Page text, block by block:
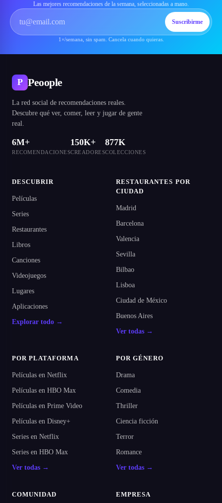
Las mejores recomendaciones de la semana, seleccionadas a mano.
Suscribirme
1×/semana, sin spam. Cancela cuando quieras.
P Peoople
La red social de recomendaciones reales.
Descubre qué ver, comer, leer y jugar de gente
real.
6M+
RECOMENDACIONES
150K+
CREADORES
877K
COLECCIONES
DESCUBRIR
Películas
Series
Restaurantes
Libros
Canciones
Videojuegos
Lugares
Aplicaciones
Explorar todo →
RESTAURANTES POR
CIUDAD
Madrid
Barcelona
Valencia
Sevilla
Bilbao
Lisboa
Ciudad de México
Buenos Aires
Ver todas →
POR PLATAFORMA
Películas en Netflix
Películas en HBO Max
Películas en Prime Video
Películas en Disney+
Series en Netflix
Series en HBO Max
Ver todas →
POR GÉNERO
Drama
Comedia
Thriller
Ciencia ficción
Terror
Romance
Ver todas →
COMUNIDAD EMPRESA